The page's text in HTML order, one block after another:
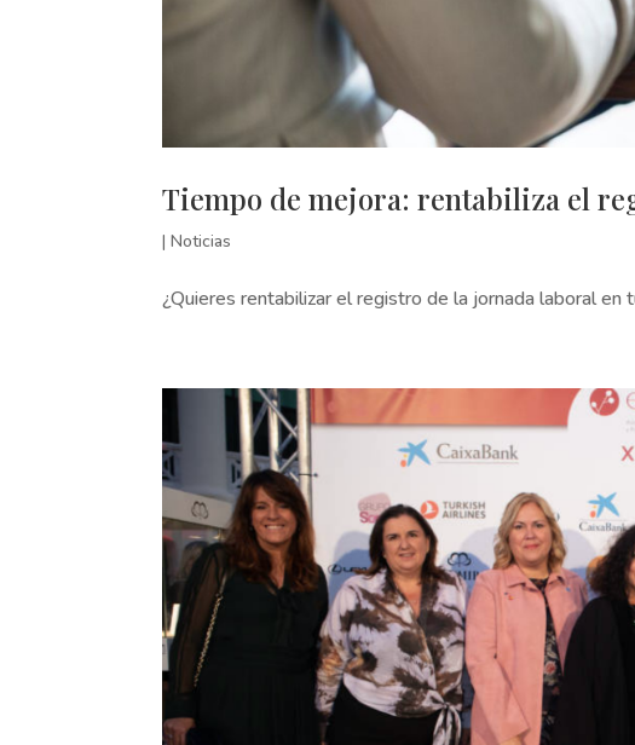
Tiempo de mejora: rentabiliza el
|Noticias
¿Quieres rentabilizar el registro de la jornada laboral en